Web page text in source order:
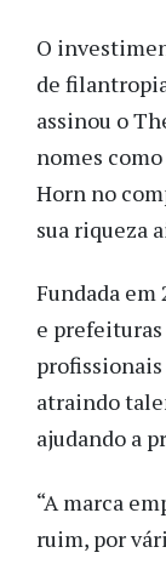
O
de
assinou o
nomes
Horn no
sua riqueza
Fundada em
e prefeituras
atraindo
ajudando a
“A marca
ruim, por